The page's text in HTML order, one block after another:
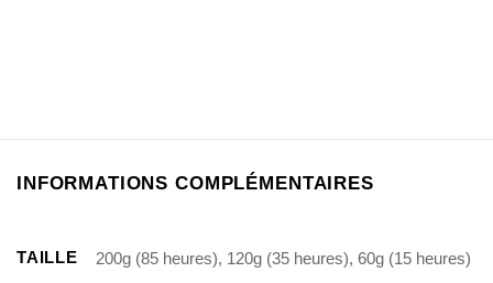
INFORMATIONS COMPLÉMENTAIRES
TAILLE 200g (85 heures), 120g (35 heures), 60g (15 heures)